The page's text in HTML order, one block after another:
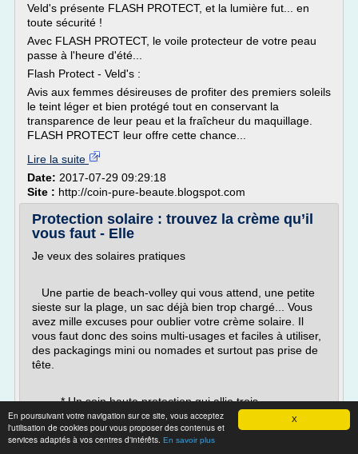
X
En poursuivant votre navigation sur ce site, vous acceptez
l'utilisation de cookies pour vous proposer des contenus et
services adaptés à vos centres d'intérêts. En savoir plus
Veld's présente FLASH PROTECT, et la lumière fut... en
toute sécurité !
Avec FLASH PROTECT, le voile protecteur de votre peau
passe à l'heure d'été...
Flash Protect - Veld's :
Avis aux femmes désireuses de profiter des premiers soleils
le teint léger et bien protégé tout en conservant la
transparence de leur peau et la fraîcheur du maquillage.
FLASH PROTECT leur offre cette chance...
Lire la suite
Date: 2017-07-29 09:29:18
Site : http://coin-pure-beaute.blogspot.com
Protection solaire : trouvez la crème qu’il
vous faut - Elle
Je veux des solaires pratiques
Une partie de beach-volley qui vous attend, une petite
sieste sur la plage, un sac déjà bien trop chargé... Vous
avez mille excuses pour oublier votre crème solaire. Il
vous faut donc des soins multi-usages et faciles à utiliser,
des packagings mini ou nomades et surtout pas prise de
tête.
* Un soin haute protection qui allie trois...
Lire la suite